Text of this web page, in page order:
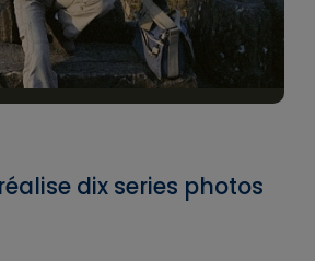
dix series photos